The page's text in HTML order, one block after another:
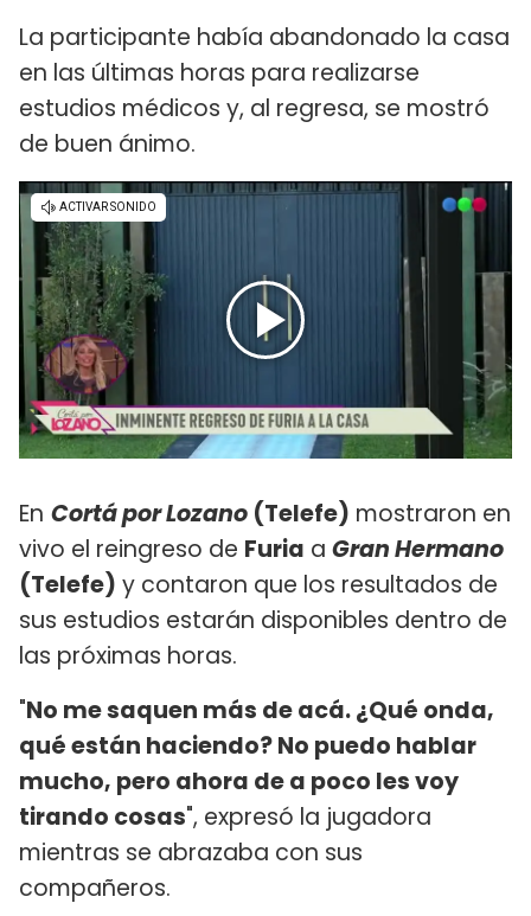
La participante había abandonado la casa
en las últimas horas para realizarse
estudios médicos y, al regresa, se mostró
de buen ánimo.
En Cortá por Lozano (Telefe) mostraron en
vivo el reingreso de Furia a Gran Hermano
(Telefe) y contaron que los resultados de
sus estudios estarán disponibles dentro de
las próximas horas.
"No me saquen más de acá. ¿Qué onda,
qué están haciendo? No puedo hablar
mucho, pero ahora de a poco les voy
tirando cosas", expresó la jugadora
mientras se abrazaba con sus
compañeros.